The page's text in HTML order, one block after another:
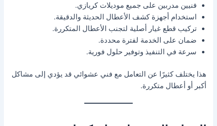
فنيين مدربين على جميع موديلات كريازي.
استخدام أجهزة كشف الأعطال الحديثة والدقيقة.
تركيب قطع غيار أصلية لتجنب الأعطال المتكررة.
ضمان على الخدمة لفترة محددة.
سرعة في التنفيذ وتوفير حلول فورية.
هذا يختلف كثيرًا عن التعامل مع فني عشوائي قد يؤدي إلى مشاكل
أكبر أو أعطال متكررة.